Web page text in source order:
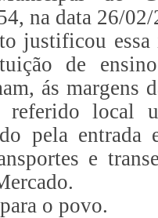
na data 26/02/
justificou essa
de
ás margens
local
pela entrada
e
o povo.